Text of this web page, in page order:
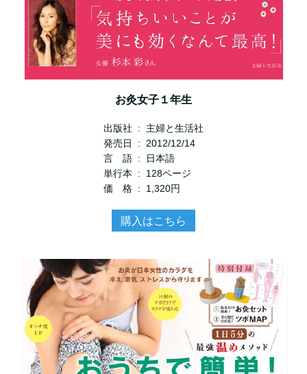
お灸女子１年生
出版社 ‏ : ‎ 主婦と生活社
発売日 ‏ : ‎ 2012/12/14
言 語 ‏ : ‎ 日本語
単行本 ‏ : ‎ 128ページ
価 格 ‏ : ‎ 1,320円
購入はこちら